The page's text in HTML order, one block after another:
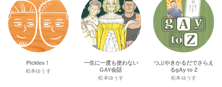
Pickles！
松本ゆうす
一生に一度も使わない
GAY会話
松本ゆうす
つぶやきかるだでさらえ
るgAy to Z
松本ゆうす